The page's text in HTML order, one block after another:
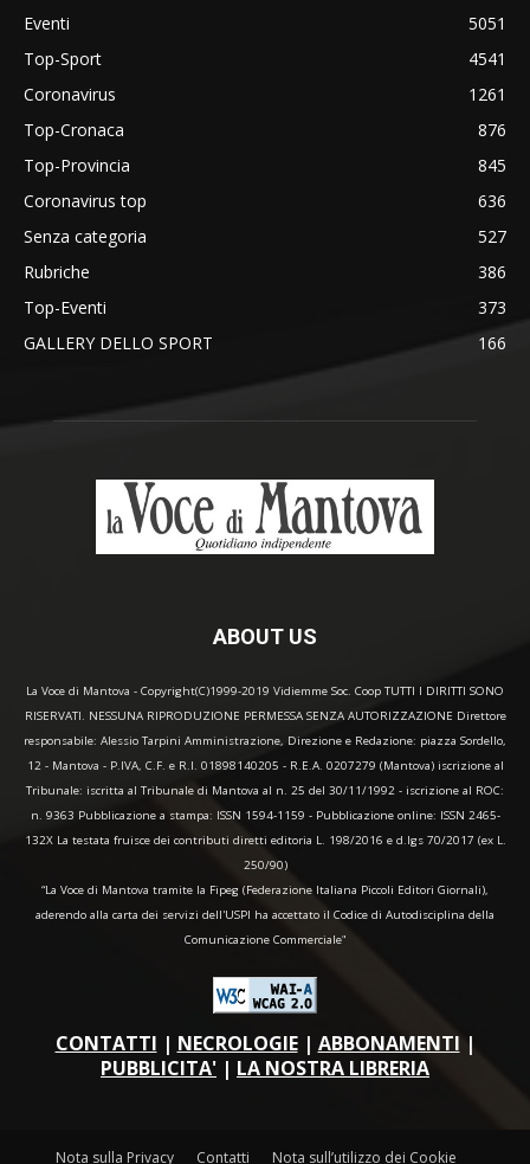
Eventi
5051
Top-Sport
4541
Coronavirus
1261
Top-Cronaca
876
Top-Provincia
845
Coronavirus top
636
Senza categoria
527
Rubriche
386
Top-Eventi
373
GALLERY DELLO SPORT
166
ABOUT US
La Voce di Mantova - Copyright(C)1999-2019 Vidiemme Soc. Coop TUTTI I DIRITTI SONO
RISERVATI. NESSUNA RIPRODUZIONE PERMESSA SENZA AUTORIZZAZIONE Direttore
responsabile: Alessio Tarpini Amministrazione, Direzione e Redazione: piazza Sordello,
12 - Mantova - P.IVA, C.F. e R.I. 01898140205 - R.E.A. 0207279 (Mantova) iscrizione al
Tribunale: iscritta al Tribunale di Mantova al n. 25 del 30/11/1992 - iscrizione al ROC:
n. 9363 Pubblicazione a stampa: ISSN 1594-1159 - Pubblicazione online: ISSN 2465-
132X La testata fruisce dei contributi diretti editoria L. 198/2016 e d.lgs 70/2017 (ex L.
250/90)
“La Voce di Mantova tramite la Fipeg (Federazione Italiana Piccoli Editori Giornali),
aderendo alla carta dei servizi dell'USPI ha accettato il Codice di Autodisciplina della
Comunicazione Commerciale"
CONTATTI | NECROLOGIE| ABBONAMENTI |
PUBBLICITA' | LA NOSTRA LIBRERIA
Nota sulla Privacy Contatti Nota sull’utilizzo dei Cookie